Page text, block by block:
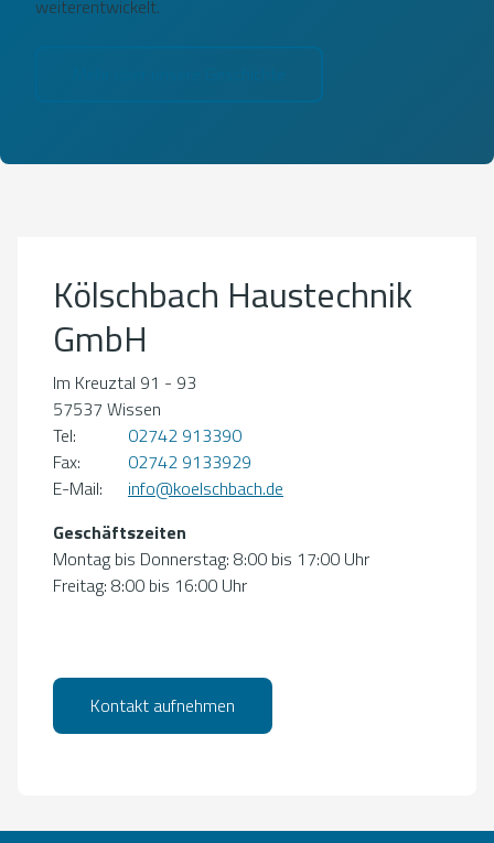
weiterentwickelt.
Um externe Karten-Inhalte anzuzeigen, benötigen wir
Cookie-Einstellungen öffnen
Kölschbach Haustechnik
GmbH
Im Kreuztal 91 - 93
57537 Wissen
Tel:
02742 913390
Fax:
02742 9133929
E-Mail:
info@koelschbach.de
Geschäftszeiten
Montag bis Donnerstag: 8:00 bis 17:00 Uhr
Freitag: 8:00 bis 16:00 Uhr
Kontakt aufnehmen